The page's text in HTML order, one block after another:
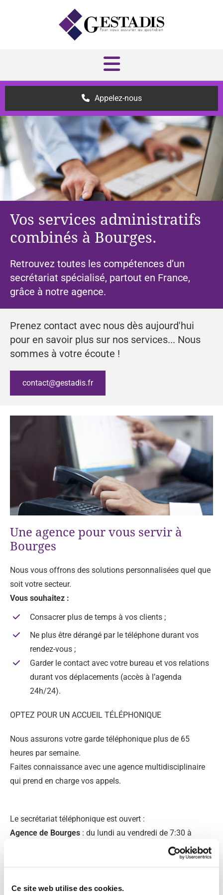
Ce site web utilise des cookies.
Accéder au contenu
Appelez-nous
Vos services administratifs
combinés à Bourges.
Retrouvez toutes les compétences d’un
secrétariat spécialisé, partout en France,
grâce à notre agence.
Prenez contact avec nous dès aujourd'hui
pour en savoir plus sur nos services... Nous
sommes à votre écoute !
contact@gestadis.fr
Une agence pour vous servir à
Bourges
Nous vous offrons des solutions personnalisées quel que
soit votre secteur.
Vous souhaitez :
Consacrer plus de temps à vos clients ;
Ne plus être dérangé par le téléphone durant vos
rendez-vous ;
Garder le contact avec votre bureau et vos relations
durant vos déplacements (accès à l’agenda
24h/24).
OPTEZ POUR UN ACCUEIL TÉLÉPHONIQUE
Nous assurons votre garde téléphonique plus de 65
heures par semaine.
Faites connaissance avec une agence multidisciplinaire
qui prend en charge vos appels.
Le secrétariat téléphonique est ouvert :
Agence de Bourges : du lundi au vendredi de 7:30 à
Demandez plus d'informations